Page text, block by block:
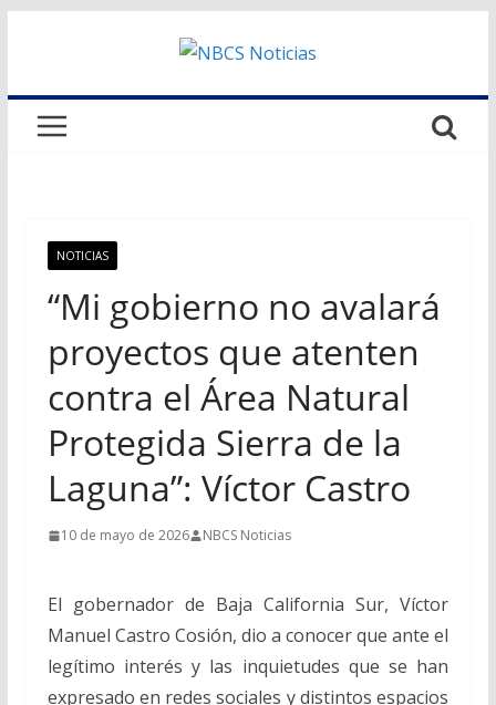
NOTICIAS
“Mi gobierno no avalará
proyectos que atenten
contra el Área Natural
Protegida Sierra de la
Laguna”: Víctor Castro
10 de mayo de 2026 NBCS Noticias
El gobernador de Baja California Sur, Víctor
Manuel Castro Cosión, dio a conocer que ante el
legítimo interés y las inquietudes que se han
expresado en redes sociales y distintos espacios